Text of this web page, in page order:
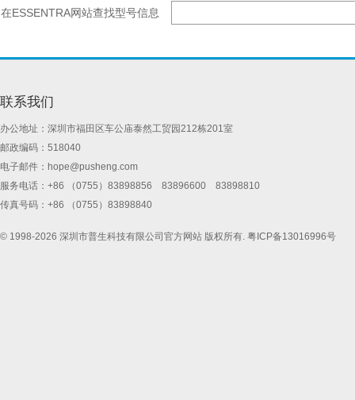
在ESSENTRA网站查找型号信息
联系我们
办公地址：深圳市福田区车公庙泰然工贸园212栋201室
邮政编码：518040
电子邮件： hope@pusheng.com
服务电话：+86 （0755）83898856 83896600 83898810
传真号码：+86 （0755）83898840
© 1998-2026 深圳市普生科技有限公司官方网站 版权所有. 粤ICP备13016996号